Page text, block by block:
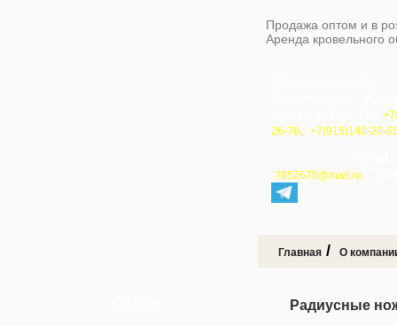
Продажа оптом и в
Аренда кровельного
26-76, +7(915)140-20-
7652676@mail.ru
Главная / О
Радиусные